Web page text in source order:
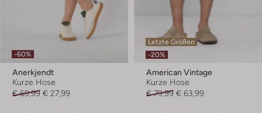
-60%
Anerkjendt
Kurze Hose
€ 69,99 € 27,99
Letzte Größen
-20%
American Vintage
Kurze Hose
€ 79,99 € 63,99